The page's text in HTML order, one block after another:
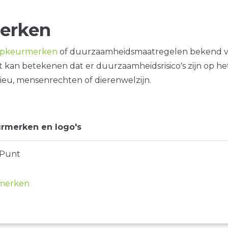
of duurzaamheidsmaatregelen bekend
kan betekenen dat er duurzaamheidsrisico's zijn op
mensenrechten of dierenwelzijn.
en logo's